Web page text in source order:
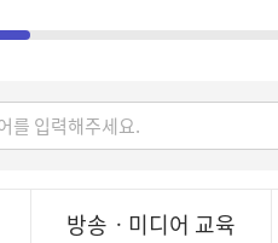
방송ㆍ미디어 교육